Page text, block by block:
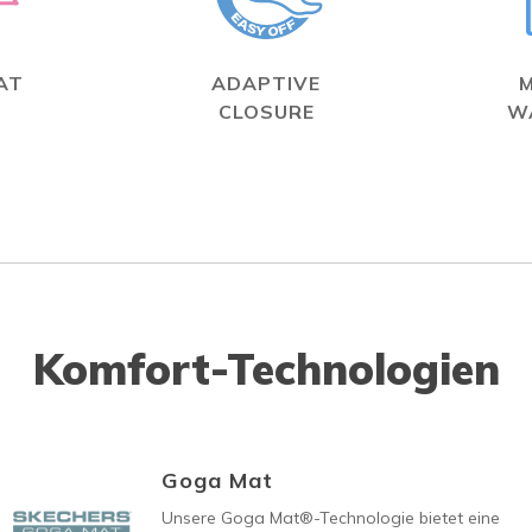
ADAPTIVE
CLOSURE
Komfort-Technologien
Goga Mat
Unsere Goga Mat®-Technologie bietet eine